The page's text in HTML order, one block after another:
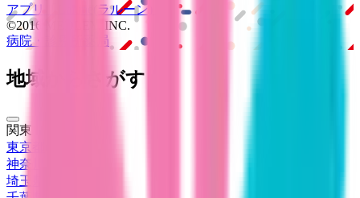
アプリ
「Lalune(ラルーン)」
©2016 MEDLEY, INC.
病院・診療所
薬局
地域からさがす
関東
東京都
神奈川県
埼玉県